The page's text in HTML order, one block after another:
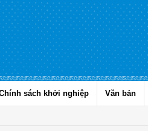
sách khởi nghiệp Văn bản